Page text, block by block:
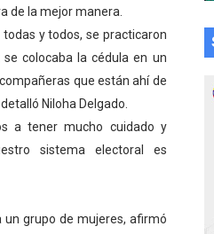
a emprendedores y
Materna
y cultura a niños del
Zea en una enriquecedora
de la mejor manera.
y todos, se practicaron
colocaba la cédula en un
que están ahí de
Niloha Delgado.
a tener mucho cuidado y
sistema electoral es
un grupo de mujeres, afirmó